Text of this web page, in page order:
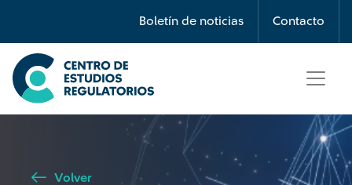
Boletín de noticias Contacto
Búsqueda
Seleccione país
Volver